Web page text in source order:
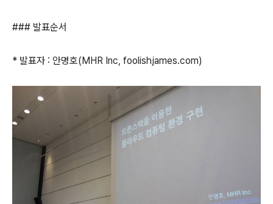
### 발표순서
* 발표자 : 안명호(MHR Inc, foolishjames.com)